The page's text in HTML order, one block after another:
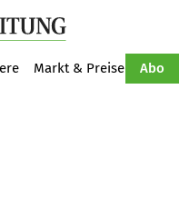
Markt & Preise Abo